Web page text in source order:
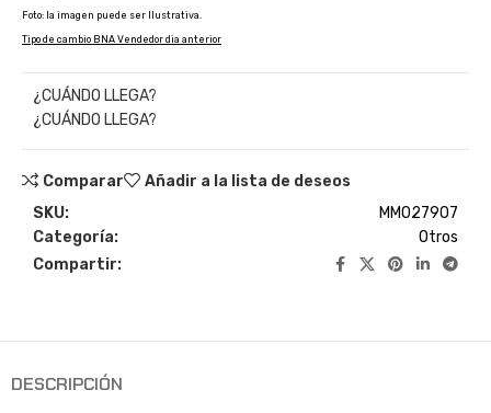
Foto: la imagen puede ser Ilustrativa.
Tipo de cambio BNA Vendedor dia anterior
¿CUÁNDO LLEGA?
¿CUÁNDO LLEGA?
Comparar
Añadir a la lista de deseos
SKU:
MM027907
Categoría:
Otros
Compartir:
DESCRIPCIÓN